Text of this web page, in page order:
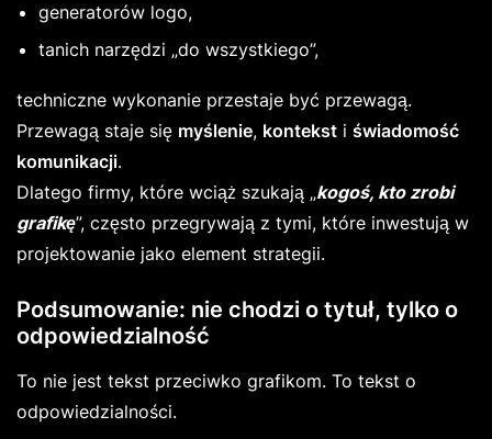
generatorów logo,
tanich narzędzi „do wszystkiego”,
techniczne wykonanie przestaje być przewagą.
Przewagą staje się myślenie, kontekst i świadomość
komunikacji.
Dlatego firmy, które wciąż szukają „kogoś, kto zrobi
grafikę”, często przegrywają z tymi, które inwestują w
projektowanie jako element strategii.
Podsumowanie: nie chodzi o tytuł, tylko o
odpowiedzialność
To nie jest tekst przeciwko grafikom. To tekst o
odpowiedzialności.